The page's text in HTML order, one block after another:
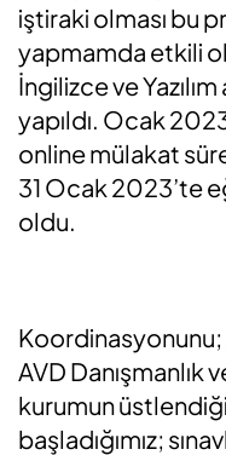
iştiraki olması bu
yapmamda etkili
İngilizce ve
yapıldı. Ocak
online mülakat
31 Ocak 2023’te
oldu.
AVD
kurumun
başladığımız;